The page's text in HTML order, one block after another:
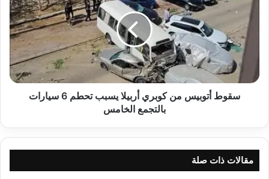
من
أربيلا
يسبب
تحطم
سيارات
بالتجمع
سقوط أتوبيس من كوبري أربيلا يسبب تحطم 6 سيارات
بالتجمع الخامس
مقالات ذات صلة